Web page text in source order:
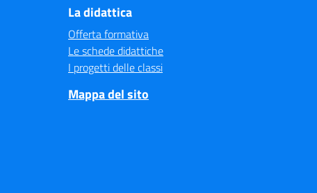
La didattica
Offerta formativa
Le schede didattiche
I progetti delle classi
Mappa del sito